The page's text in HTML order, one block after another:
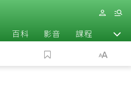
百科 影音 課程 退休